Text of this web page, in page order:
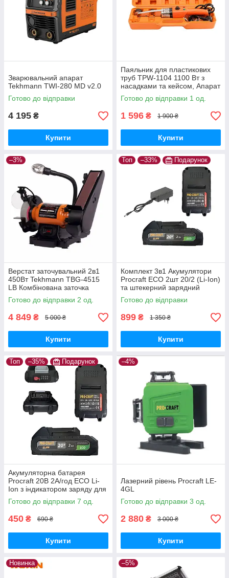
Зварювальний апарат
Tekhmann TWI-280 MD v2.0
Готово до відправки
4 195 ₴
Купити
Паяльник для пластикових
труб TPW-1104 1100 Вт з
насадками та кейсом, Апарат
для зварювання пластикових
труб
Готово до відправки 1 од.
1 596 ₴ 1 900 ₴
Купити
–3%
Верстат заточувальний 2в1
450Вт Tekhmann TBG-4515
LВ Комбінована заточка
Техман Абразивний круг
150мм Стрічка 50мм
Готово до відправки 2 од.
4 849 ₴ 5 000 ₴
Купити
Топ –33% Подарунок
Комплект 3в1 Акумулятори
Procraft ECO 2шт 20/2 (Li-Ion)
та штекерний зарядний
пристрій 20В/1А
Готово до відправки
899 ₴ 1 350 ₴
Купити
Топ –35% Подарунок
Акумуляторна батарея
Procraft 20В 2А/год ECO Li-
Ion з індикатором заряду для
інструментів лінійки
Прокрафт 20В
Готово до відправки 7 од.
450 ₴ 690 ₴
Купити
–4%
Лазерний рівень Procraft LE-
4GL
Готово до відправки 3 од.
2 880 ₴ 3 000 ₴
Купити
Новинка –5%